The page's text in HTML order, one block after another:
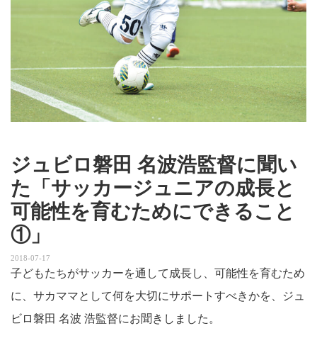
ジュビロ磐田 名波浩監督に聞い
た「サッカージュニアの成長と
可能性を育むためにできること
①」
2018-07-17
子どもたちがサッカーを通して成長し、可能性を育むため
に、サカママとして何を大切にサポートすべきかを、ジュ
ビロ磐田 名波 浩監督にお聞きしました。